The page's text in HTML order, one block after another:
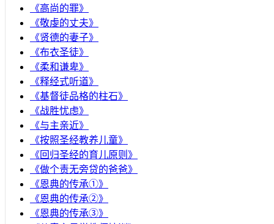
《高尚的罪》
《敬虔的丈夫》
《贤德的妻子》
《布衣圣徒》
《柔和谦卑》
《释经式听道》
《基督徒品格的柱石》
《战胜忧虑》
《与主亲近》
《按照圣经教养儿童》
《回归圣经的育儿原则》
《做个责无旁贷的爸爸》
《恩典的传承①》
《恩典的传承②》
《恩典的传承③》